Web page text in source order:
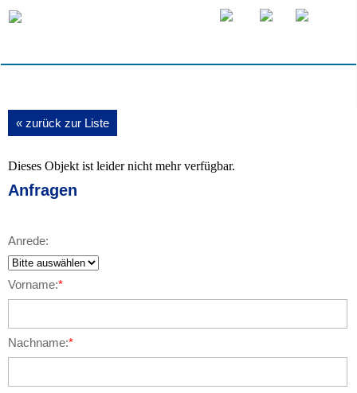
« zurück zur Liste
Dieses Objekt ist leider nicht mehr verfügbar.
Anfragen
Anrede:
Vorname:*
Nachname:*